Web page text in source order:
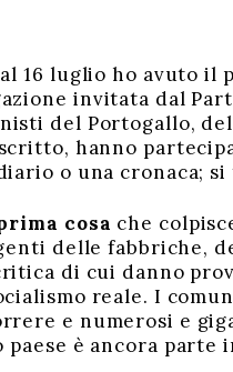
16 luglio ho avuto
invitata dal
del Portogallo,
hanno
o una cronaca;
cosa che
delle fabbriche,
di cui danno
reale. I
e numerosi e
paese è ancora parte